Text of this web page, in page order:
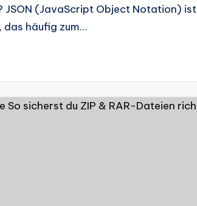
JSON (JavaScript Object Notation) ist
häufig zum…